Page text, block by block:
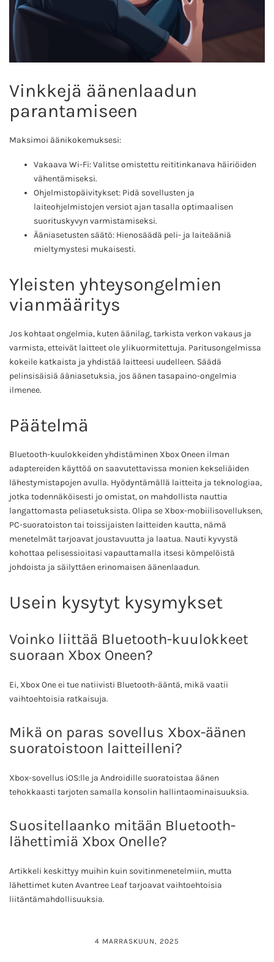
Vinkkejä äänenlaadun
parantamiseen
Maksimoi äänikokemuksesi:
Vakaava Wi-Fi: Valitse omistettu reititinkanava häiriöiden
vähentämiseksi.
Ohjelmistopäivitykset: Pidä sovellusten ja
laiteohjelmistojen versiot ajan tasalla optimaalisen
suorituskyvyn varmistamiseksi.
Ääniasetusten säätö: Hienosäädä peli- ja laiteääniä
mieltymystesi mukaisesti.
Yleisten yhteysongelmien
vianmääritys
Jos kohtaat ongelmia, kuten äänilag, tarkista verkon vakaus ja
varmista, etteivät laitteet ole ylikuormitettuja. Paritusongelmissa
kokeile katkaista ja yhdistää laitteesi uudelleen. Säädä
pelinsisäisiä ääniasetuksia, jos äänen tasapaino-ongelmia
ilmenee.
Päätelmä
Bluetooth-kuulokkeiden yhdistäminen Xbox Oneen ilman
adaptereiden käyttöä on saavutettavissa monien kekseliäiden
lähestymistapojen avulla. Hyödyntämällä laitteita ja teknologiaa,
jotka todennäköisesti jo omistat, on mahdollista nauttia
langattomasta peliasetuksista. Olipa se Xbox-mobiilisovelluksen,
PC-suoratoiston tai toissijaisten laitteiden kautta, nämä
menetelmät tarjoavat joustavuutta ja laatua. Nauti kyvystä
kohottaa pelisessioitasi vapauttamalla itsesi kömpelöistä
johdoista ja säilyttäen erinomaisen äänenlaadun.
Usein kysytyt kysymykset
Voinko liittää Bluetooth-kuulokkeet
suoraan Xbox Oneen?
Ei, Xbox One ei tue natiivisti Bluetooth-ääntä, mikä vaatii
vaihtoehtoisia ratkaisuja.
Mikä on paras sovellus Xbox-äänen
suoratoistoon laitteilleni?
Xbox-sovellus iOS:lle ja Androidille suoratoistaa äänen
tehokkaasti tarjoten samalla konsolin hallintaominaisuuksia.
Suositellaanko mitään Bluetooth-
lähettimiä Xbox Onelle?
Artikkeli keskittyy muihin kuin sovitinmenetelmiin, mutta
lähettimet kuten Avantree Leaf tarjoavat vaihtoehtoisia
liitäntämahdollisuuksia.
4 MARRASKUUN, 2025